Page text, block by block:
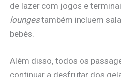
de lazer com jogos e
loungestambém incluem
bebés.
Além disso, todos os
continuar a desfrutar dos